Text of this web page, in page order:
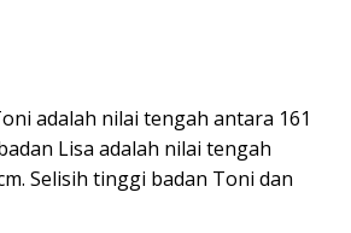
adalah nilai tengah antara 161
Lisa adalah nilai tengah
Selisih tinggi badan Toni dan